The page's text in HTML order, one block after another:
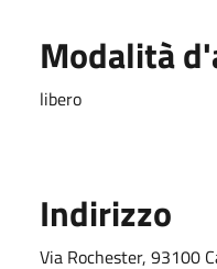
Modalità
libero
Indirizzo
Via Rochester, 93100